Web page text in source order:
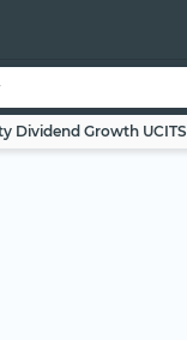
Dividend Growth